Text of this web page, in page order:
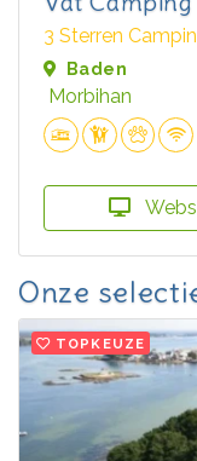
3 Sterren
Baden
Morbihan
Onze
TOPKEUZE